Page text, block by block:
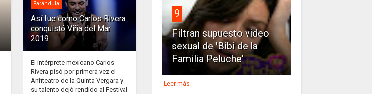
Farándula
Así fue como Carlos Rivera
conquistó Viña del Mar
2019
El intérprete mexicano Carlos
Rivera pisó por primera vez el
Anfiteatro de la Quinta Vergara y
su talento dejó rendido al Festival
9
Filtran supuesto video
sexual de 'Bibi de la
Familia Peluche'
Leer más